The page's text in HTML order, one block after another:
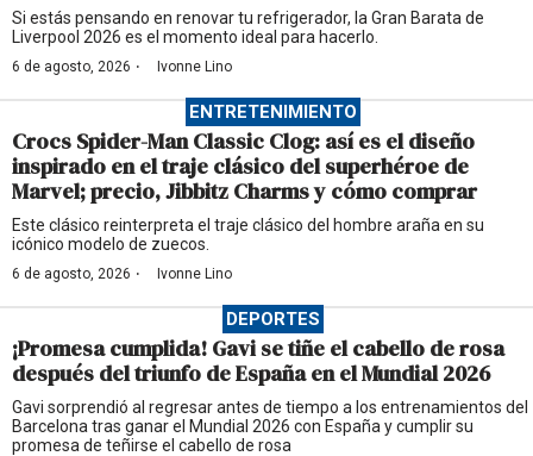
Si estás pensando en renovar tu refrigerador, la Gran Barata de
Liverpool 2026 es el momento ideal para hacerlo.
6 de agosto, 2026 · Ivonne Lino
ENTRETENIMIENTO
Crocs Spider-Man Classic Clog: así es el diseño
inspirado en el traje clásico del superhéroe de
Marvel; precio, Jibbitz Charms y cómo comprar
Este clásico reinterpreta el traje clásico del hombre araña en su
icónico modelo de zuecos.
6 de agosto, 2026 · Ivonne Lino
DEPORTES
¡Promesa cumplida! Gavi se tiñe el cabello de rosa
después del triunfo de España en el Mundial 2026
Gavi sorprendió al regresar antes de tiempo a los entrenamientos del
Barcelona tras ganar el Mundial 2026 con España y cumplir su
promesa de teñirse el cabello de rosa